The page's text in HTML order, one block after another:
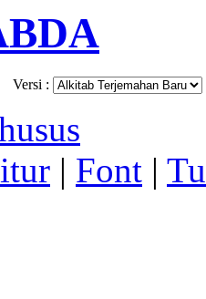
Versi :
| Font |